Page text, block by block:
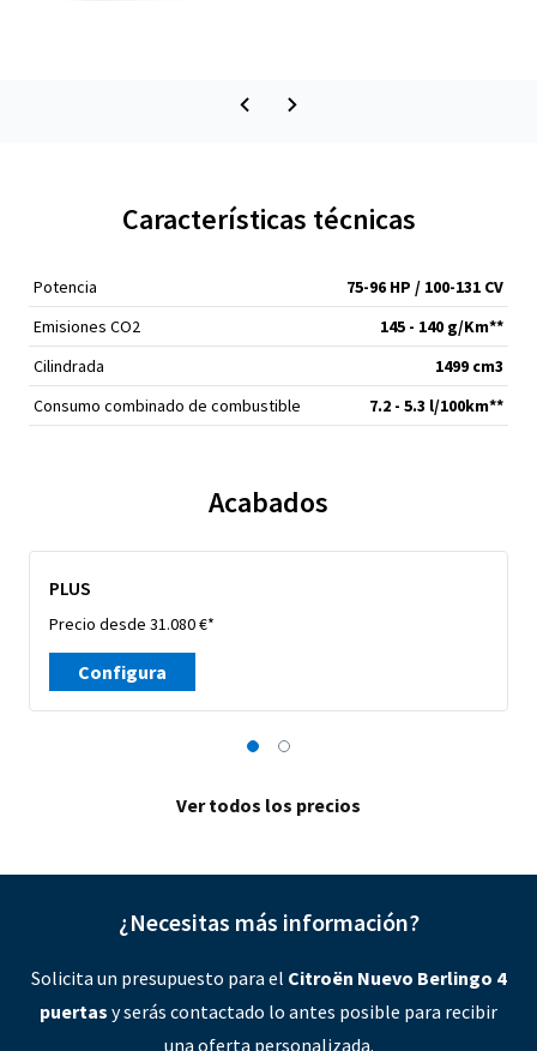
Características técnicas
Potencia
75-96 HP / 100-131 CV
Emisiones CO2
145 - 140 g/Km**
Cilindrada
1499 cm3
Consumo combinado de combustible
7.2 - 5.3 l/100km**
Acabados
PLUS
Precio desde 31.080 €*
Configura
Ver todos los precios
¿Necesitas más información?
Solicita un presupuesto para el Citroën Nuevo Berlingo 4
puertas y serás contactado lo antes posible para recibir
una oferta personalizada.